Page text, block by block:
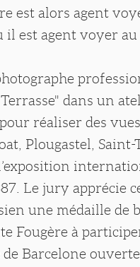
est alors agent
est agent voyer au
dans un
réaliser des
Plougastel, Saint-
Le jury apprécie
une médaille de
Fougère à
Barcelone